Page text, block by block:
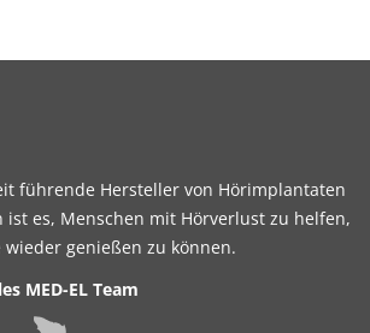
führende Hersteller von Hörimplantaten
ist es, Menschen mit Hörverlust zu helfen,
genießen zu können.
MED-EL Team